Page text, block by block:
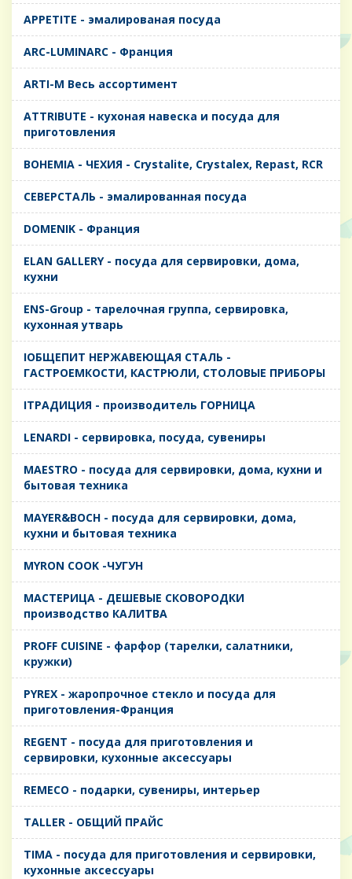
APPETITE - эмалированая посуда
ARC-LUMINARC - Франция
ARTI-M Весь ассортимент
ATTRIBUTE - кухоная навеска и посуда для
приготовления
BOHEMIA - ЧЕХИЯ - Crystalite, Crystalex, Repast, RCR
CЕВЕРСТАЛЬ - эмалированная посуда
DOMENIK - Франция
ELAN GALLERY - посуда для сервировки, дома,
кухни
ENS-Group - тарелочная группа, сервировка,
кухонная утварь
IОБЩЕПИТ НЕРЖАВЕЮЩАЯ СТАЛЬ -
ГАСТРОЕМКОСТИ, КАСТРЮЛИ, СТОЛОВЫЕ ПРИБОРЫ
IТРАДИЦИЯ - производитель ГОРНИЦА
LENARDI - сервировка, посуда, сувениры
MAESTRO - посуда для сервировки, дома, кухни и
бытовая техника
MAYER&BOCH - посуда для сервировки, дома,
кухни и бытовая техника
MYRON COOK -ЧУГУН
MАСТЕРИЦА - ДЕШЕВЫЕ СКОВОРОДКИ
производство КАЛИТВА
PROFF CUISINE - фарфор (тарелки, салатники,
кружки)
PYREX - жаропрочное стекло и посуда для
приготовления-Франция
REGENT - посуда для приготовления и
сервировки, кухонные аксессуары
REMECO - подарки, сувениры, интерьер
TALLER - ОБЩИЙ ПРАЙС
TIMA - посуда для приготовления и сервировки,
кухонные аксессуары